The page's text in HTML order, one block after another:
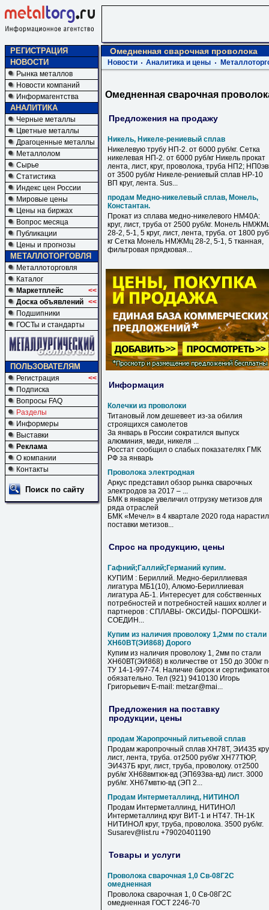
РЕГИСТРАЦИЯ
НОВОСТИ
Рынка металлов
Новости компаний
Информагентства
АНАЛИТИКА
Черные металлы
Цветные металлы
Драгоценные металлы
Металлолом
Сырье
Статистика
Индекс цен России
Мировые цены
Цены на биржах
Вопрос месяца
Публикации
Цены и прогнозы
МЕТАЛЛОТОРГОВЛЯ
Металлоторговля
Каталог
Маркетплейс
<<
Доска объявлений <<
Подшипники
ГОСТы и стандарты
ПОЛЬЗОВАТЕЛЯМ
Регистрация
<<
Подписка
Вопросы FAQ
Разделы
Информеры
Выставки
Реклама
О компании
Контакты
Поиск по сайту
Омедненная сварочная проволока
Новости Аналитика и цены
Омедненная сварочная
Предложения на продажу
Никель, Никеле-рениевый сплав
Никелевую трубу НП-2. от 6000 руб/кг. Сетка
никелевая НП-2. от 6000 руб/кг Никель прокат
лента, лист, круг, проволока, труба НП2;
от 3500 руб/кг Никеле-рениевый сплав НР-10
ВП круг, лента. Sus...
продам Медно-никелевый сплав, Монель,
Константан.
Прокат из сплава медно-никелевого НМ40А:
круг, лист, труба от 2500 руб/кг. Монель
28-2, 5-1, 5 круг, лист, лента, труба. от 1800
кг Сетка Монель НМЖМц 28-2, 5-1, 5 тканная,
фильтровая прядковая...
Информация
Колечки из проволоки
Титановый лом дешевеет из-за обилия
строящихся самолетов
За январь в России сократился выпуск
алюминия, меди, никеля ...
Росстат сообщил о слабых показателях ГМК
РФ за январь
Проволока электродная
Аркус представил обзор рынка сварочных
электродов за 2017 – ...
БМК в январе увеличил отгрузку метизов для
ряда отраслей
БМК «Мечел» в 4 квартале 2020 года нарастил
поставки метизов...
Спрос на продукцию, цены
Гафний;Галлий;Германий купим.
КУПИМ : Бериллий. Медно-бериллиевая
лигатура МБ1(10), Алюмо-Бериллиевая
лигатура АБ-1. Интересует для собственных
потребностей и потребностей наших коллег и
партнеров : СПЛАВЫ- ОКСИДЫ- ПОРОШКИ-
СОЕДИН...
Купим из наличия проволоку 1,2мм по стали
ХН60ВТ(ЭИ868) Дорого
Купим из наличия проволоку 1, 2мм по стали
ХН60ВТ(ЭИ868) в количестве от 150 до 300кг
ТУ 14-1-997-74. Наличие бирок и
обязательно. Тел (921) 9410130 Игорь
Григорьевич E-mail: metzar@mai...
Предложения на поставку
продукции, цены
продам Жаропрочный литьевой сплав
Продам жаропрочный сплав ХН78Т, ЭИ435
лист, лента, труба. от2500 руб\кг ХН77ТЮР,
ЭИ437Б круг, лист, труба, проволоку. от2500
руб/кг ХН68вмтюк-вд (ЭП693ва-вд) лист. 3000
руб/кг. ХН67мвтю-вд (ЭП 2...
Продам Интерметаллинд, НИТИНОЛ
Продам Интерметаллинд, НИТИНОЛ
Интерметаллинд круг ВИТ-1 и НТ47. ТН-1К
НИТИНОЛ круг, труба, проволока. 3500 руб/кг.
Susarev@list.ru +79020401190
Товары и услуги
Проволока сварочная 1,0 Св-08Г2С
омедненная
Проволока сварочная 1, 0 Св-08Г2С
омедненная ГОСТ 2246-70